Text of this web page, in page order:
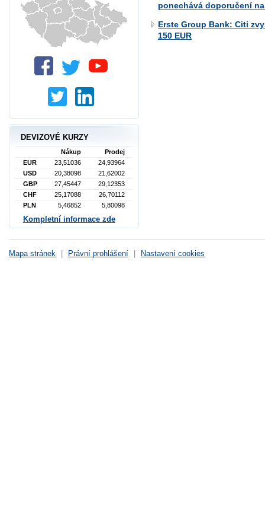
ponechává doporučení
Erste Group Bank: Citi
150 EUR
DEVIZOVÉ KURZY
Nákup
Prodej
EUR
23,51036
24,93964
USD
20,38098
21,62002
GBP
27,45447
29,12353
CHF
25,17088
26,70112
PLN
5,46852 5,80098
Kompletní informace zde
Mapa stránek Právní prohlášení Nastavení cookies